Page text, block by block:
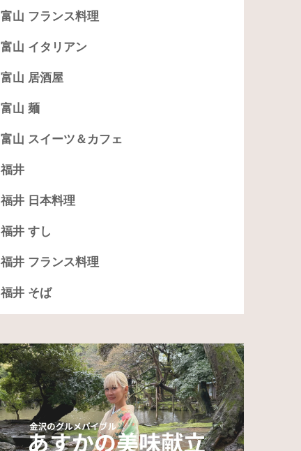
富山 フランス料理
富山 イタリアン
富山 居酒屋
富山 麺
富山 スイーツ＆カフェ
福井
福井 日本料理
福井 すし
福井 フランス料理
福井 そば